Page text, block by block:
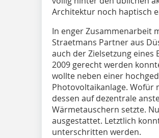
Architektur noch haptisch
In enger Zusammenarbeit
Straet­mans Partner aus
auch der Zielsetzung eines
2009 gerecht werden
wollte neben einer
Photovoltaikanlage. Wofür
dessen auf dezentrale
Wärmetauschern setzte.
ausgestattet. Letztlich
unterschritten werden.